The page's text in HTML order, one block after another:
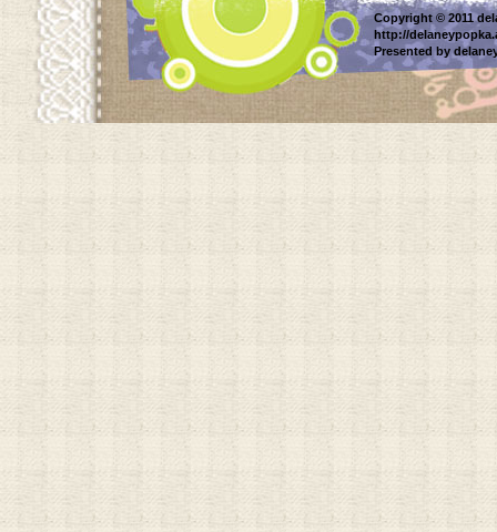
Copyright © 2011
http://
Presented by